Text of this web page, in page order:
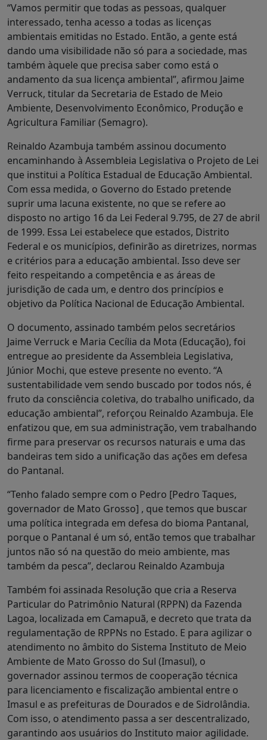
“Vamos permitir que todas as pessoas, qualquer
interessado, tenha acesso a todas as licenças
ambientais emitidas no Estado. Então, a gente está
dando uma visibilidade não só para a sociedade, mas
também àquele que precisa saber como está o
andamento da sua licença ambiental”, afirmou Jaime
Verruck, titular da Secretaria de Estado de Meio
Ambiente, Desenvolvimento Econômico, Produção e
Agricultura Familiar (Semagro).
Reinaldo Azambuja também assinou documento
encaminhando à Assembleia Legislativa o Projeto de Lei
que institui a Política Estadual de Educação Ambiental.
Com essa medida, o Governo do Estado pretende
suprir uma lacuna existente, no que se refere ao
disposto no artigo 16 da Lei Federal 9.795, de 27 de abril
de 1999. Essa Lei estabelece que estados, Distrito
Federal e os municípios, definirão as diretrizes, normas
e critérios para a educação ambiental. Isso deve ser
feito respeitando a competência e as áreas de
jurisdição de cada um, e dentro dos princípios e
objetivo da Política Nacional de Educação Ambiental.
O documento, assinado também pelos secretários
Jaime Verruck e Maria Cecília da Mota (Educação), foi
entregue ao presidente da Assembleia Legislativa,
Júnior Mochi, que esteve presente no evento. “A
sustentabilidade vem sendo buscado por todos nós, é
fruto da consciência coletiva, do trabalho unificado, da
educação ambiental”, reforçou Reinaldo Azambuja. Ele
enfatizou que, em sua administração, vem trabalhando
firme para preservar os recursos naturais e uma das
bandeiras tem sido a unificação das ações em defesa
do Pantanal.
“Tenho falado sempre com o Pedro [Pedro Taques,
governador de Mato Grosso] , que temos que buscar
uma política integrada em defesa do bioma Pantanal,
porque o Pantanal é um só, então temos que trabalhar
juntos não só na questão do meio ambiente, mas
também da pesca”, declarou Reinaldo Azambuja
Também foi assinada Resolução que cria a Reserva
Particular do Patrimônio Natural (RPPN) da Fazenda
Lagoa, localizada em Camapuã, e decreto que trata da
regulamentação de RPPNs no Estado. E para agilizar o
atendimento no âmbito do Sistema Instituto de Meio
Ambiente de Mato Grosso do Sul (Imasul), o
governador assinou termos de cooperação técnica
para licenciamento e fiscalização ambiental entre o
Imasul e as prefeituras de Dourados e de Sidrolândia.
Com isso, o atendimento passa a ser descentralizado,
garantindo aos usuários do Instituto maior agilidade.